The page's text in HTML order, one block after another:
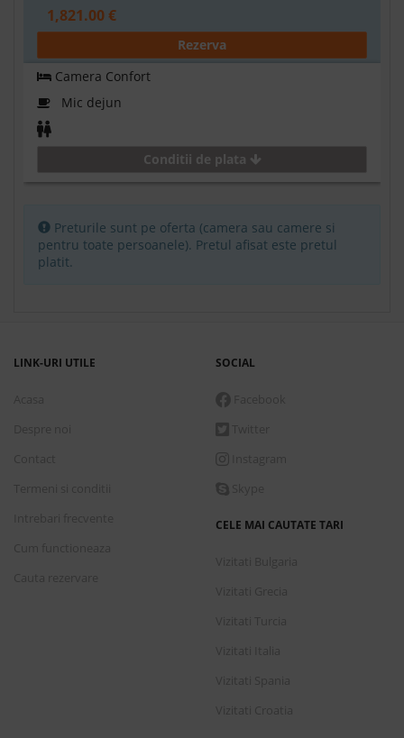
1,821.00 €
Rezerva
Camera Confort
Mic dejun
Conditii de plata
Preturile sunt pe oferta (camera sau camere si
pentru toate persoanele). Pretul afisat este pretul
platit.
LINK-URI UTILE SOCIAL
CELE MAI CAUTATE TARI